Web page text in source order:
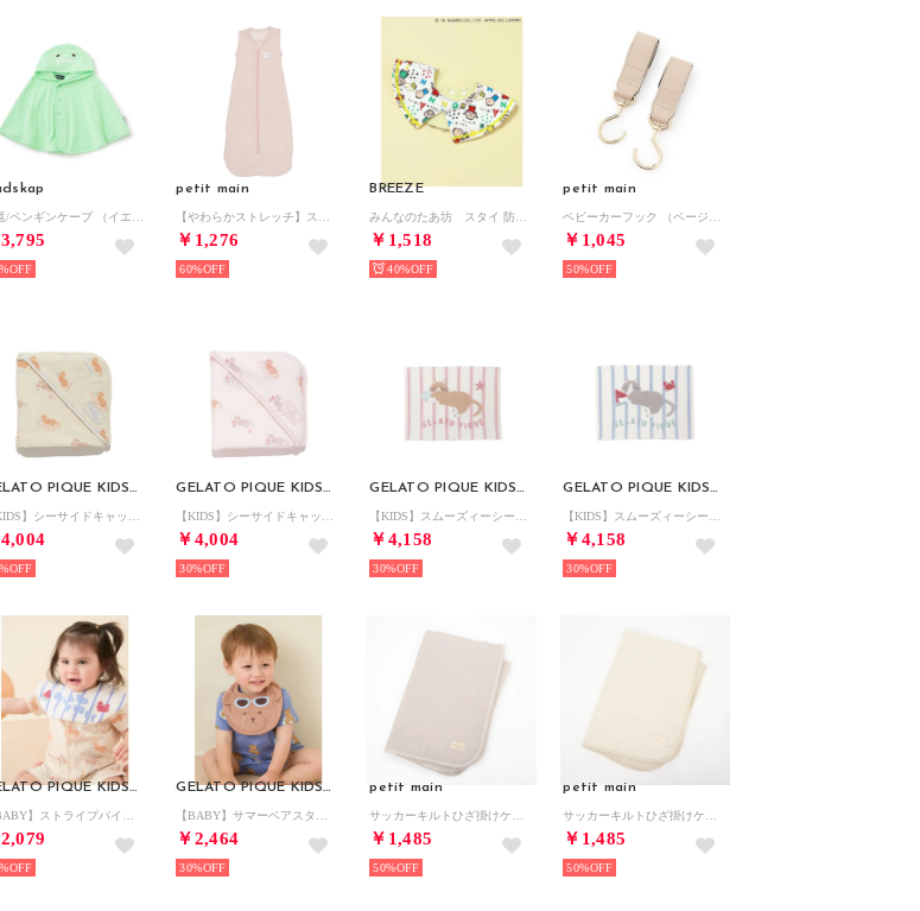
petit main
￥1,276
60%
BREEZE
￥1,518
40%
petit main
￥1,045
50%
GELATO PIQUE KIDS & BABY GELATO PIQUE KIDS & BABY
￥4,004
30%
GELATO PIQUE KIDS & BABY
￥4,158
30%
GELATO PIQUE KIDS & BABY
￥4,158
30%
GELATO PIQUE KIDS & BABY GELATO PIQUE KIDS & BABY
￥2,464
30%
petit main
￥1,485
50%
petit main
￥1,485
50%